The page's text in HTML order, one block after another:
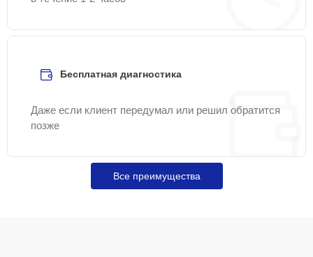
Бесплатная диагностика
Даже если клиент передумал или решил обратится
позже
Все преимущества